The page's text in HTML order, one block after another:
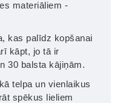
materiāliem -
kas palīdz kopšanai
kāpt, jo tā ir
30 balsta kājiņām.
telpa un vienlaikus
spēkus lieliem